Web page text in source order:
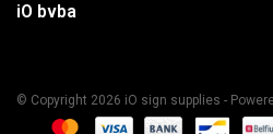
iO bvba
© Copyright 2026 iO sign supplies -